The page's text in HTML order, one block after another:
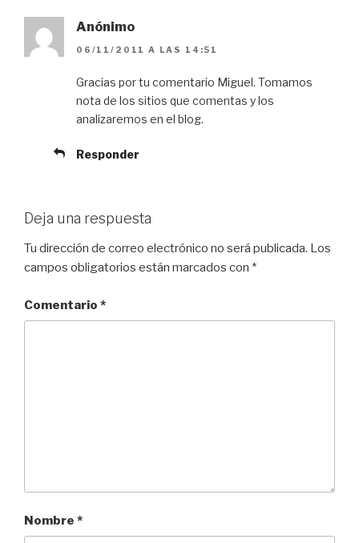
Anónimo
06/11/2011 A LAS 14:51
Gracias por tu comentario Miguel. Tomamos
nota de los sitios que comentas y los
analizaremos en el blog.
Responder
Deja una respuesta
Tu dirección de correo electrónico no será publicada. Los
campos obligatorios están marcados con *
Comentario *
Nombre *